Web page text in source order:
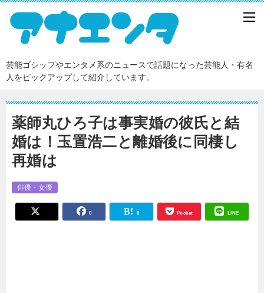
芸能ゴシップやエンタメ系のニュースで話題になった芸能人・有名
人をピックアップして紹介しています。
薬師丸ひろ子は事実婚の彼氏と結
婚は！玉置浩二と離婚後に同棲し
再婚は
俳優・女優
0 0 Pocket LINE